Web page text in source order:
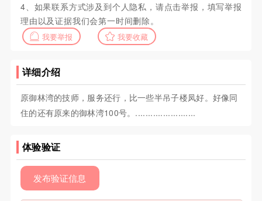
4、如果联系方式涉及到个人隐私，请点击举报，填写举报
理由以及证据我们会第一时间删除。
我要举报 我要收藏
详细介绍
原御林湾的技师，服务还行，比一些半吊子楼凤好。好像同
住的还有原来的御林湾100号。........................
体验验证
发布验证信息